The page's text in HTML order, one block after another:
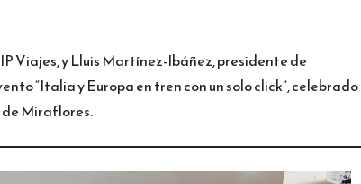
Viajes, y Lluis Martínez-Ibáñez, presidente de
“Italia y Europa en tren con un solo click”, celebrado
de Miraflores.